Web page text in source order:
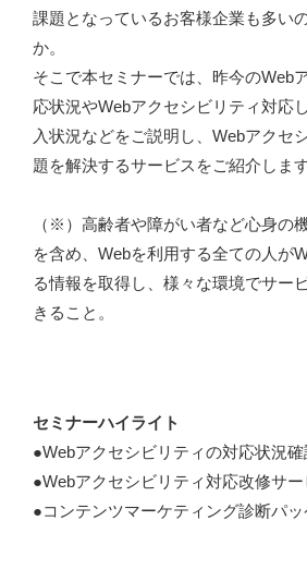
課題となっているお客様企業も多い
か。
そこで本セミナーでは、昨今のWeb
応状況やWebアクセシビリティ対応
入状況などをご説明し、Webアクセ
題を解決するサービスをご紹介します
（※）高齢者や障がい者など心身の
を含め、Webを利用する全ての人が
る情報を取得し、様々な環境でサー
きること。
セミナーハイライト
●Webアクセシビリティの対応状況確
●Webアクセシビリティ対応改修サー
●コンテンツマーケティング診断パッ